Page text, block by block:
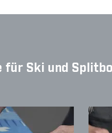
für Ski und